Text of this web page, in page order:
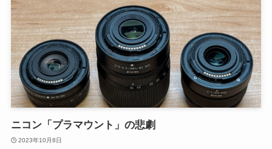
ニコン「プラマウント」の悲劇
2023年10月8日